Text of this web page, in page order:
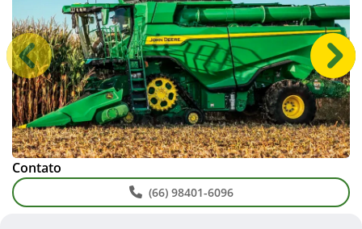
Anterior
Contato
(66) 98401-6096